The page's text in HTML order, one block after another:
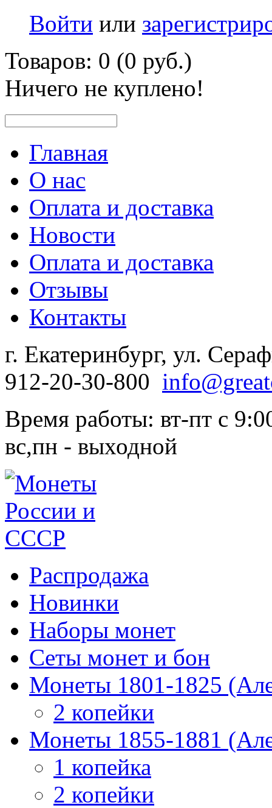
Войти или
Товаров: 0 (0 руб.)
Ничего не куплено!
Главная
О нас
Оплата и доставка
Новости
Оплата и доставка
Отзывы
Контакты
г. Екатеринбург, ул.
912-20-30-800
Время работы: вт-пт с
вс,пн - выходной
Распродажа
Новинки
Наборы монет
Сеты монет и бон
Монеты 1801-1825
2 копейки
Монеты 1855-1881
1 копейка
2 копейки